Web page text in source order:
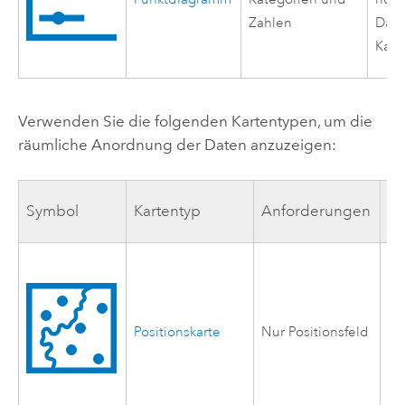
Zahlen
Verwenden Sie die folgenden Kartentypen, um die
räumliche Anordnung der Daten anzuzeigen:
Symbol Kartentyp Anforderungen
Positionskarte Nur Positionsfeld